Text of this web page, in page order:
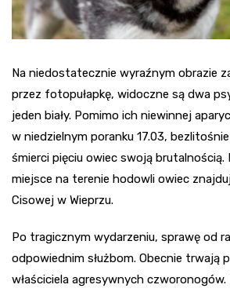
Na niedostatecznie wyraźnym obrazie
przez fotopułapkę, widoczne są dwa
jeden biały. Pomimo ich niewinnej
w niedzielnym poranku 17.03,
śmierci pięciu owiec swoją brutalnością.
miejsce na terenie hodowli owiec
Cisowej w Wieprzu.
Po tragicznym wydarzeniu, sprawę od
odpowiednim służbom. Obecnie trwają
właściciela agresywnych